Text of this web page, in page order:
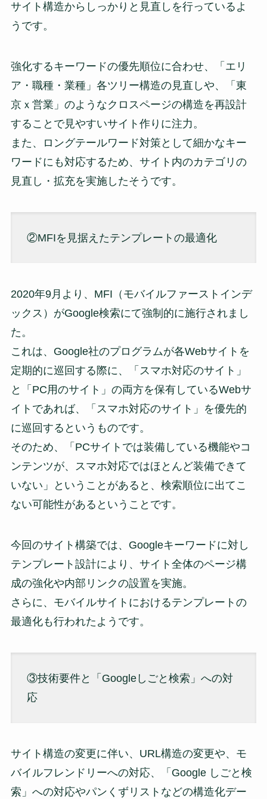
サイト構造からしっかりと見直しを行っているよ
うです。
強化するキーワードの優先順位に合わせ、「エリ
ア・職種・業種」各ツリー構造の見直しや、「東
京ｘ営業」のようなクロスページの構造を再設計
することで見やすいサイト作りに注力。
また、ロングテールワード対策として細かなキー
ワードにも対応するため、サイト内のカテゴリの
見直し・拡充を実施したそうです。
②MFIを見据えたテンプレートの最適化
2020年9月より、MFI（モバイルファーストインデ
ックス）がGoogle検索にて強制的に施行されまし
た。
これは、Google社のプログラムが各Webサイトを
定期的に巡回する際に、「スマホ対応のサイト」
と「PC用のサイト」の両方を保有しているWebサ
イトであれば、「スマホ対応のサイト」を優先的
に巡回するというものです。
そのため、「PCサイトでは装備している機能やコ
ンテンツが、スマホ対応ではほとんど装備できて
いない」ということがあると、検索順位に出てこ
ない可能性があるということです。
今回のサイト構築では、Googleキーワードに対し
テンプレート設計により、サイト全体のページ構
成の強化や内部リンクの設置を実施。
さらに、モバイルサイトにおけるテンプレートの
最適化も行われたようです。
③技術要件と「Googleしごと検索」への対
応
サイト構造の変更に伴い、URL構造の変更や、モ
バイルフレンドリーへの対応、「Google しごと検
索」への対応やパンくずリストなどの構造化デー